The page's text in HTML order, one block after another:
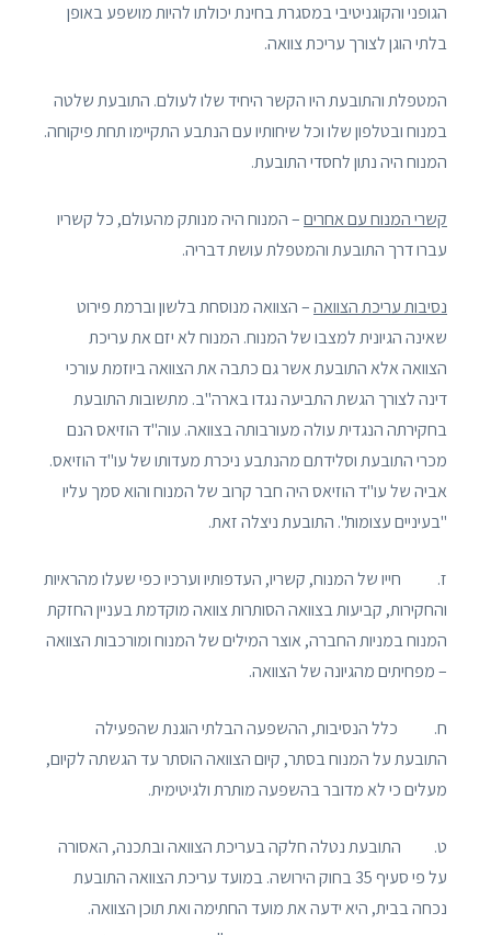
הגופני והקוגניטיבי במסגרת בחינת יכולתו להיות מושפע באופן
בלתי הוגן לצורך עריכת צוואה.
המטפלת והתובעת היו הקשר היחיד שלו לעולם. התובעת שלטה
במנוח ובטלפון שלו וכל שיחותיו עם הנתבע התקיימו תחת פיקוחה.
המנוח היה נתון לחסדי התובעת.
קשרי המנוח עם אחרים– המנוח היה מנותק מהעולם, כל קשריו
עברו דרך התובעת והמטפלת עושת דבריה.
נסיבות עריכת הצוואה– הצוואה מנוסחת בלשון וברמת פירוט
שאינה הגיונית למצבו של המנוח. המנוח לא יזם את עריכת
הצוואה אלא התובעת אשר גם כתבה את הצוואה ביוזמת עורכי
דינה לצורך הגשת התביעה נגדו בארה"ב. מתשובות התובעת
בחקירתה הנגדית עולה מעורבותה בצוואה. עוה"ד הוזיאס הנם
מכרי התובעת וסלידתם מהנתבע ניכרת מעדותו של עו"ד הוזיאס.
אביה של עו"ד הוזיאס היה חבר קרוב של המנוח והוא סמך עליו
"בעיניים עצומות". התובעת ניצלה זאת.
ז. חייו של המנוח, קשריו, העדפותיו וערכיו כפי שעלו מהראיות
והחקירות, קביעות בצוואה הסותרות צוואה מוקדמת בעניין החזקת
המנוח במניות החברה, אוצר המילים של המנוח ומורכבות הצוואה
– מפחיתים מהגיונה של הצוואה.
ח. כלל הנסיבות, ההשפעה הבלתי הוגנת שהפעילה
התובעת על המנוח בסתר, קיום הצוואה הוסתר עד הגשתה לקיום,
מעלים כי לא מדובר בהשפעה מותרת ולגיטימית.
ט. התובעת נטלה חלקה בעריכת הצוואה ובתכנה, האסורה
על פי סעיף 35 בחוק הירושה. במועד עריכת הצוואה התובעת
נכחה בבית, היא ידעה את מועד החתימה ואת תוכן הצוואה.